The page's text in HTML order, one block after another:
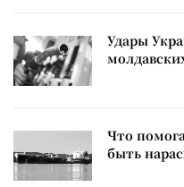
Удары
Что
быть